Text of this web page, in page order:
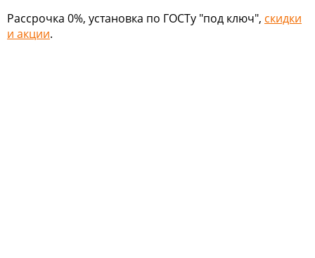
Рассрочка 0%, установка по ГОСТу "под ключ", скидки
и акции.